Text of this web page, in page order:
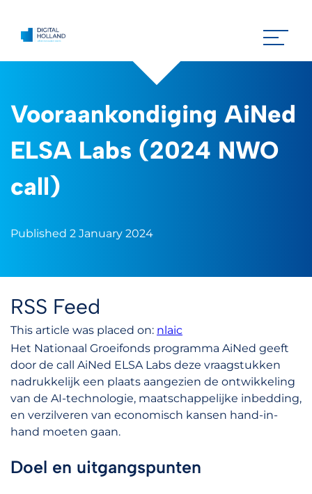
Vooraankondiging AiNed
ELSA Labs (2024 NWO
call)
Published 2 January 2024
RSS Feed
This article was placed on: nlaic
Het Nationaal Groeifonds programma AiNed geeft
door de call AiNed ELSA Labs deze vraagstukken
nadrukkelijk een plaats aangezien de ontwikkeling
van de AI-technologie, maatschappelijke inbedding,
en verzilveren van economisch kansen hand-in-
hand moeten gaan.
Doel en uitgangspunten